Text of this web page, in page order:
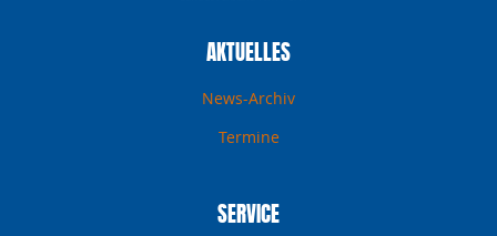
AKTUELLES
News-Archiv
Termine
SERVICE